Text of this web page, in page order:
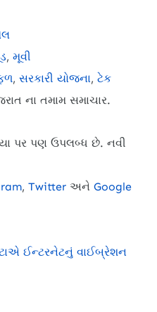
, મૂવી
, સરકારી યોજના, ટેક
ના તમામ સમાચાર.
પર પણ ઉપલબ્ધ છે. નવી
, Twitter અને Google
ઈન્ટરનેટનું વાઈબ્રેશન